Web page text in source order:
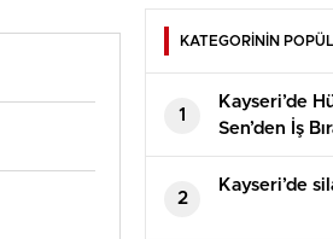
KATEGORİNİN
1
Kayseri’de
Sen’den İş
2
Kayseri’de